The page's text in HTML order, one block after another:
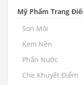
Mỹ Phẩm Trang
Son Môi
Kem Nền
Phấn Nước
Che Khuyết Điểm